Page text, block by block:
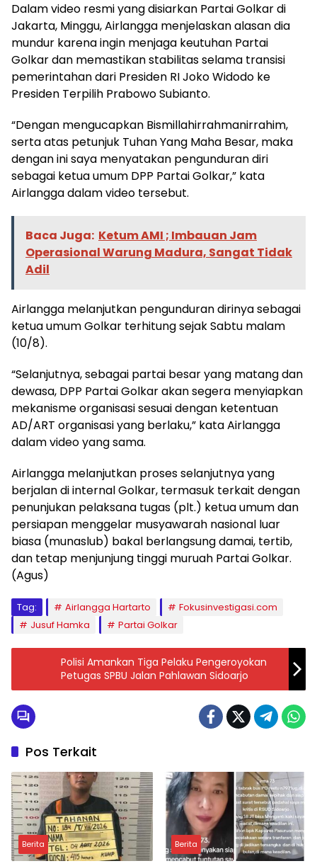
Dalam video resmi yang disiarkan Partai Golkar di
Jakarta, Minggu, Airlangga menjelaskan alasan dia
mundur karena ingin menjaga keutuhan Partai
Golkar dan memastikan stabilitas selama transisi
pemerintahan dari Presiden RI Joko Widodo ke
Presiden Terpilih Prabowo Subianto.
“Dengan mengucapkan Bismillahirrahmanirrahim,
serta atas petunjuk Tuhan Yang Maha Besar, maka
dengan ini saya menyatakan pengunduran diri
sebagai ketua umum DPP Partai Golkar,” kata
Airlangga dalam video tersebut.
Baca Juga: Ketum AMI ; Imbauan Jam
Operasional Warung Madura, Sangat Tidak
Adil
Airlangga melanjutkan pengunduran dirinya sebagai
ketua umum Golkar terhitung sejak Sabtu malam
(10/8).
“Selanjutnya, sebagai partai besar yang matang dan
dewasa, DPP Partai Golkar akan segera menyiapkan
mekanisme organisasi sesuai dengan ketentuan
AD/ART organisasi yang berlaku,” kata Airlangga
dalam video yang sama.
Airlangga melanjutkan proses selanjutnya yang
berjalan di internal Golkar, termasuk terkait dengan
penunjukan pelaksana tugas (plt.) ketua umum dan
persiapan menggelar musyawarah nasional luar
biasa (munaslub) bakal berlangsung damai, tertib,
dan tetap menjunjung tinggi muruah Partai Golkar.
(Agus)
Tag: Airlangga Hartarto
Fokusinvestigasi.com
Jusuf Hamka
Partai Golkar
Polisi Amankan Tiga Pelaku Pengeroyokan
Petugas SPBU Jalan Pahlawan Sidoarjo
Pos Terkait
Berita Berita